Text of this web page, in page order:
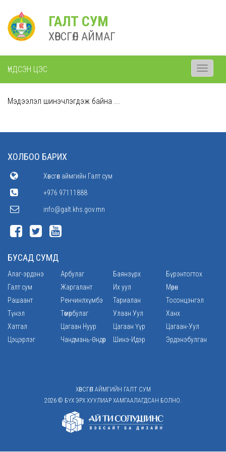
ГАЛТ СУМ
ХӨВСГӨЛ АЙМАГ
ҮНДСЭН ЦЭС
Toggle
Мэдээлэл шинэчлэгдэж байна ...
ХОЛБОО БАРИХ
Хөвсгөл аймгийн Галт сум
+976 97111888
info@galt.khs.gov.mn
БУСАД СУМД
Алаг-эрдэнэ Арбулаг Баянзүрх
Бүрэнтогтох
Галт сум
Жаргалант Их уул
Мөрөн
Рашаант
Ренчинлхүмбэ Тариалан
Тосонцэнгэл
Түнэл
Төмөрбулаг Улаан Уул
Ханх
Хатгал
Цагаан Нуур Цагаан Үүр
Цагаан-Уул
Цэцэрлэг
Чандмань-Өндөр Шинэ-Идэр Эрдэнэбулган
ХӨВСГӨЛ АЙМГИЙН ГАЛТ СУМ
2026 © БҮХ ЭРХ ХУУЛИАР ХАМГААЛАГДСАН БОЛНО.